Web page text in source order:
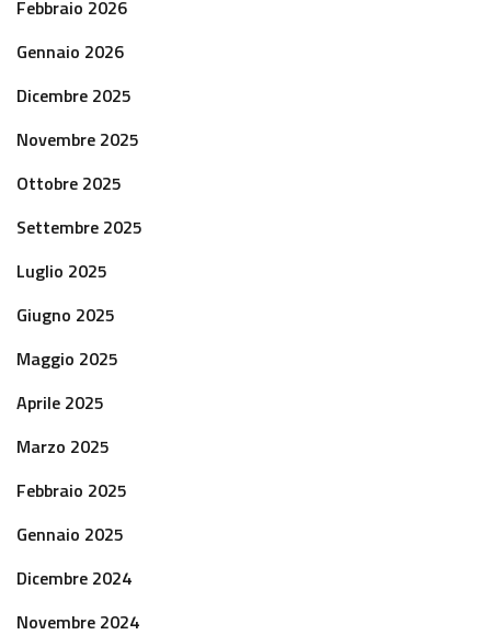
Febbraio 2026
Gennaio 2026
Dicembre 2025
Novembre 2025
Ottobre 2025
Settembre 2025
Luglio 2025
Giugno 2025
Maggio 2025
Aprile 2025
Marzo 2025
Febbraio 2025
Gennaio 2025
Dicembre 2024
Novembre 2024